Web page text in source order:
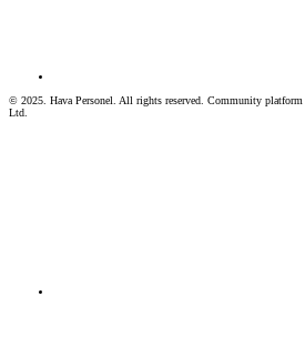
© 2025. Hava Personel. All rights reserved. Community
Ltd.